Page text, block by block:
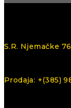
S.R. Njemačke
Prodaja: +(385)